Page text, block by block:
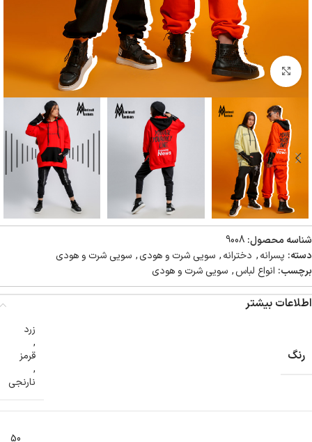
بزرگنمایی تصویر
شناسه محصول: 9008
دسته: پسرانه, دخترانه, سویی شرت و هودی, سویی شرت و هودی
برچسب: انواع لباس, سویی شرت و هودی
اطلاعات بیشتر
رنگ
زرد
,
قرمز
,
نارنجی
50